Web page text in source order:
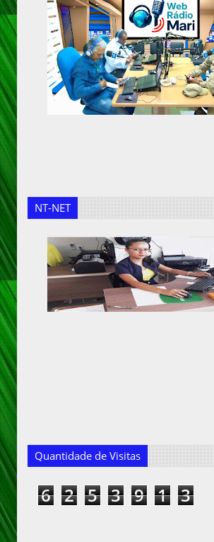
NT-NET
Quantidade de Visitas
6 2 5 3 9 1 3